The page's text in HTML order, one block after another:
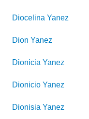
Diocelina Yanez
Dion Yanez
Dionicia Yanez
Dionicio Yanez
Dionisia Yanez